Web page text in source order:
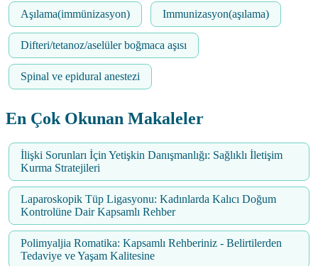
Aşılama(immünizasyon) Immunizasyon(aşılama)
Difteri/tetanoz/aselüler boğmaca aşısı
Spinal ve epidural anestezi
En Çok Okunan Makaleler
İlişki Sorunları İçin Yetişkin Danışmanlığı: Sağlıklı İletişim
Kurma Stratejileri
Laparoskopik Tüp Ligasyonu: Kadınlarda Kalıcı Doğum
Kontrolüne Dair Kapsamlı Rehber
Polimyaljia Romatika: Kapsamlı Rehberiniz - Belirtilerden
Tedaviye ve Yaşam Kalitesine